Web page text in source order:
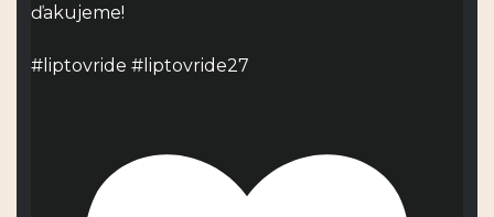
ďakujeme!
#liptovride #liptovride27